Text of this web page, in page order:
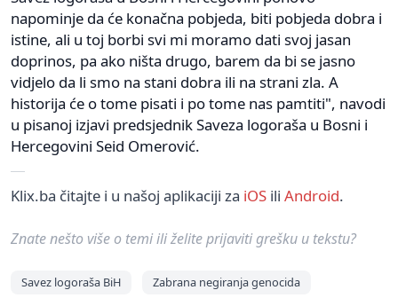
napominje da će konačna pobjeda, biti pobjeda dobra i
istine, ali u toj borbi svi mi moramo dati svoj jasan
doprinos, pa ako ništa drugo, barem da bi se jasno
vidjelo da li smo na stani dobra ili na strani zla. A
historija će o tome pisati i po tome nas pamtiti", navodi
u pisanoj izjavi predsjednik Saveza logoraša u Bosni i
Hercegovini Seid Omerović.
Klix.ba čitajte i u našoj aplikaciji za iOS ili Android.
Znate nešto više o temi ili želite prijaviti grešku u tekstu?
Savez logoraša BiH Zabrana negiranja genocida